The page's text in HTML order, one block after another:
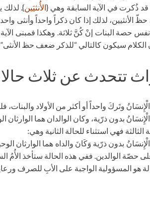
قد ذُكرت في الآية السابقة وهي {الأُنثيَين}. لذلك
الأنثيين، لذلك إذا كان ذكراً واحداً وأنثى
حصة البنات إنْ كُنَّ ثلاثة. وهكذا فمبنى الآية
الكلام سيكون كالتالي “للذكر ضعف حظ
تتحدث عن ثلاث
وتَركَ واحداً أو أكثر من الأولاد
بدون ذرّية، وكان الوالدان هما
الثالثة فهي استثناء للحالة الثانية وهي:
بدون ذرّية وَكَانَ والداه هما الوارثان
حصّة الوالدين. ففي هذه الحالة ستأخذ الأُمُ
هو المسؤولية الواجبة على الأبِ للصرف